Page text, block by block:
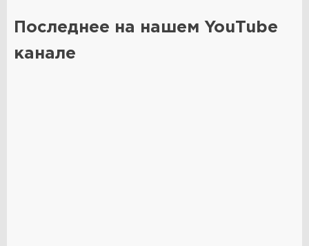
Последнее на нашем YouTube
канале